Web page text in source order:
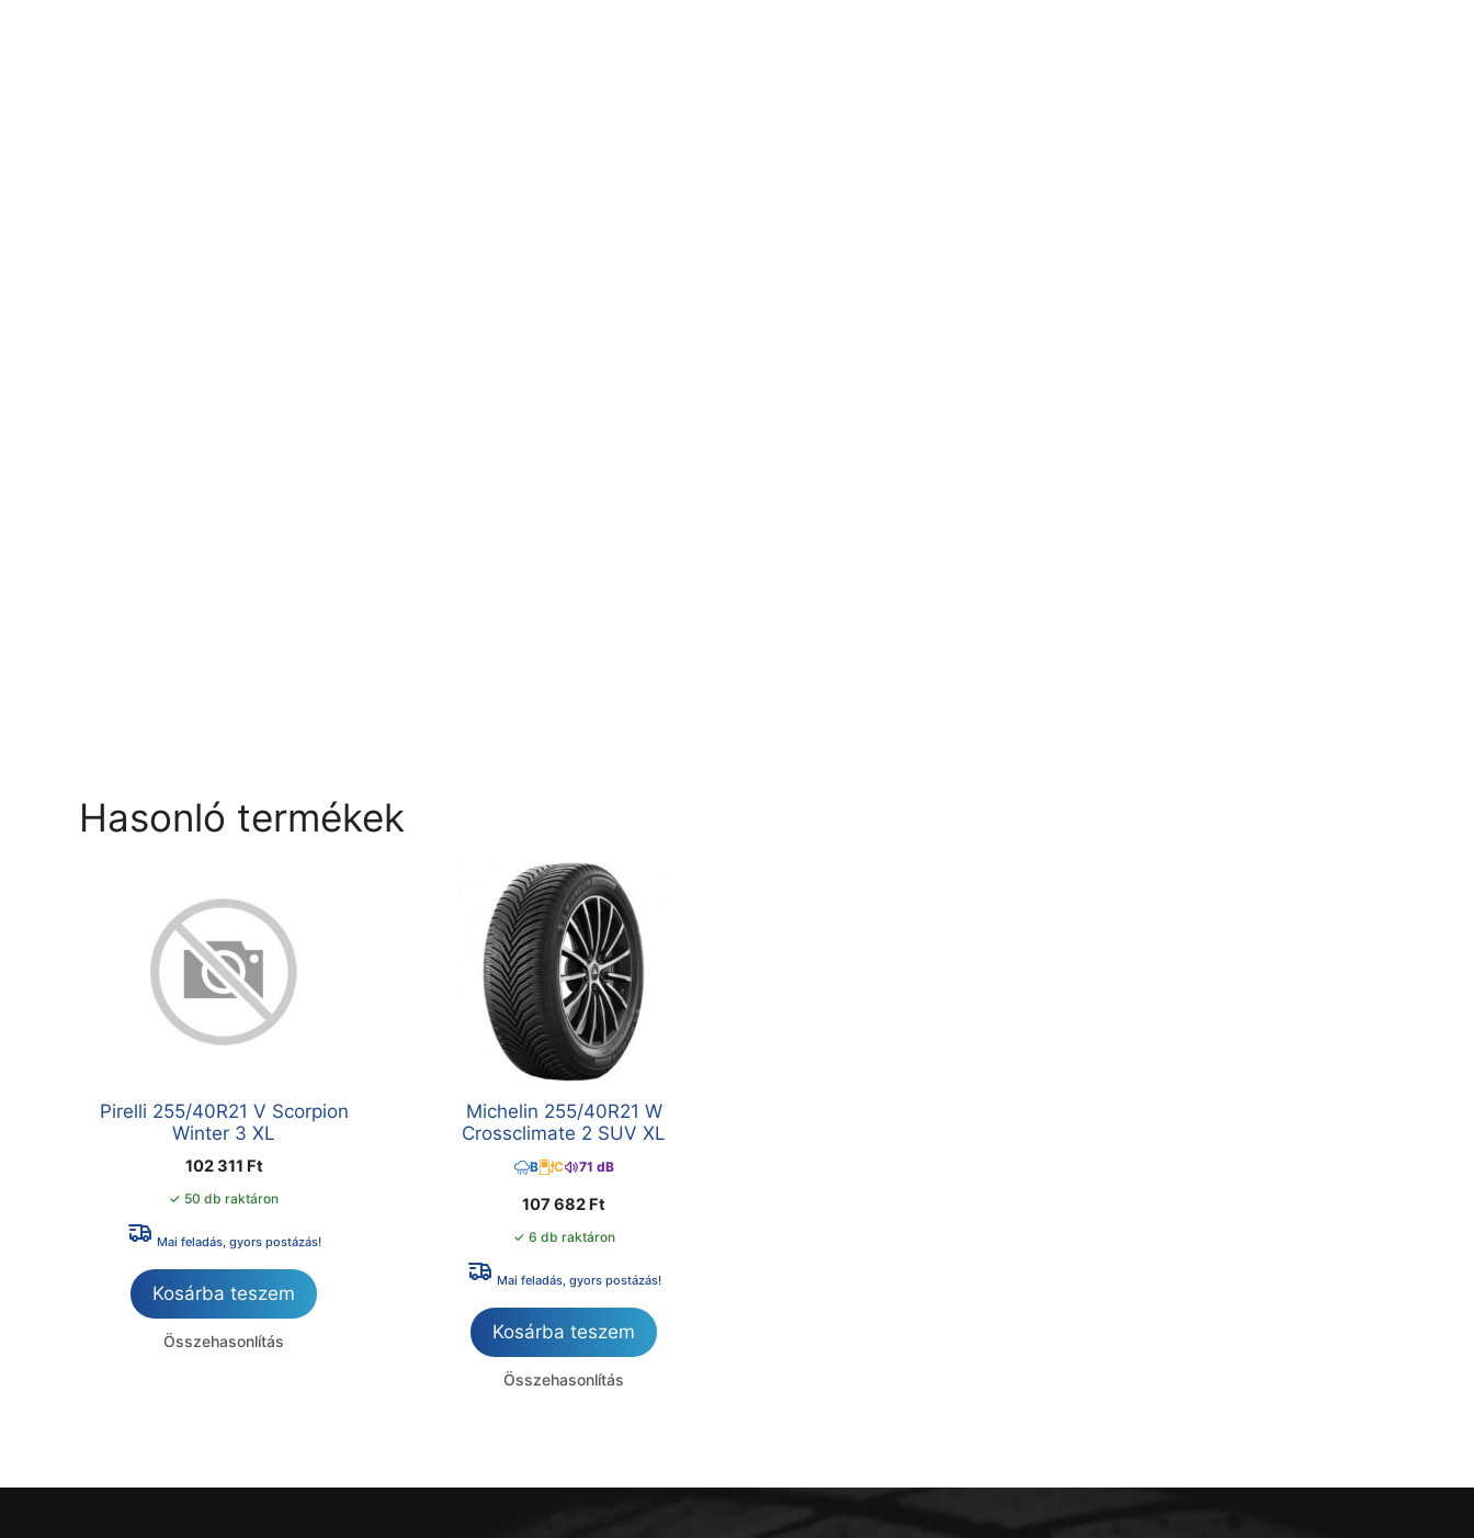
Hasonló termékek
Pirelli 255/40R21 V Scorpion
Winter 3 XL
102 311 Ft
✓ 50 db raktáron
Mai feladás, gyors postázás!
Kosárba teszem
Összehasonlítás
Michelin 255/40R21 W
Crossclimate 2 SUV XL
B C 71 dB
107 682 Ft
✓ 6 db raktáron
Mai feladás, gyors postázás!
Kosárba teszem
Összehasonlítás